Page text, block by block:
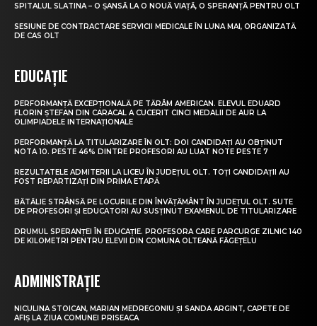
SPITALUL SLATINA – O ȘANSĂ LA O NOUĂ VIAȚĂ, O SPERANȚĂ PENTRU OLT
SESIUNE DE CONTRACTARE SERVICII MEDICALE ÎN LUNA MAI, ORGANIZATĂ
DE CAS OLT
EDUCAȚIE
PERFORMANȚĂ EXCEPȚIONALĂ PE TĂRÂM AMERICAN. ELEVUL EDUARD
FLORIN ȘTEFAN DIN CARACAL A CUCERIT CINCI MEDALII DE AUR LA
OLIMPIADELE INTERNAȚIONALE
PERFORMANȚĂ LA TITULARIZARE ÎN OLT: DOI CANDIDAȚI AU OBȚINUT
NOTA 10. PESTE 46% DINTRE PROFESORI AU LUAT NOTE PESTE 7
REZULTATELE ADMITERII LA LICEU ÎN JUDEȚUL OLT. TOȚI CANDIDAȚII AU
FOST REPARTIZAȚI DIN PRIMA ETAPĂ
BĂTĂLIE STRÂNSĂ PE LOCURILE DIN ÎNVĂȚĂMÂNT ÎN JUDEȚUL OLT. SUTE
DE PROFESORI ȘI EDUCATORI AU SUSȚINUT EXAMENUL DE TITULARIZARE
DRUMUL SPERANȚEI ÎN EDUCAȚIE. PROFESORA CARE PARCURGE ZILNIC 140
DE KILOMETRI PENTRU ELEVII DIN COMUNA OLTEANĂ FĂGEȚELU
ADMINISTRAȚIE
NICULINA STOICAN, MARIAN MEDREGONIU ȘI SANDA ARGINT, CAPETE DE
AFIȘ LA ZIUA COMUNEI PRISEACA